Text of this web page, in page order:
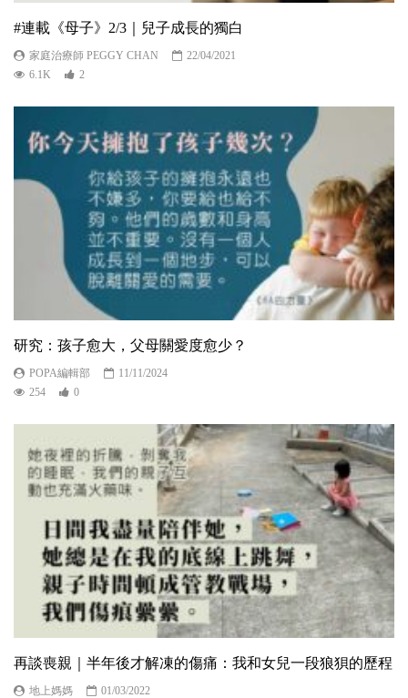
#連載《母子》2/3｜兒子成長的獨白
家庭治療師 PEGGY CHAN
22/04/2021
6.1K
2
研究：孩子愈大，父母關愛度愈少？
POPA編輯部
11/11/2024
254
0
再談喪親｜半年後才解凍的傷痛：我和女兒一段狼狽的歷程
地上媽媽
01/03/2022